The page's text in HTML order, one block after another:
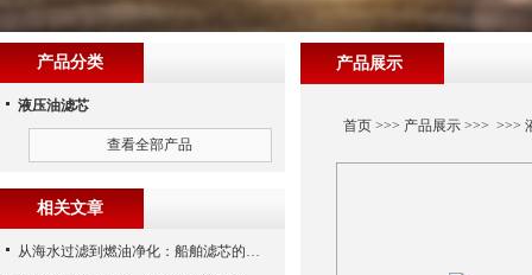
产品展示
首页>>> 产品展示>>> >>>
产品分类
液压油滤芯
查看全部产品
相关文章
从海水过滤到燃油净化：船舶滤芯的多场景应用解析